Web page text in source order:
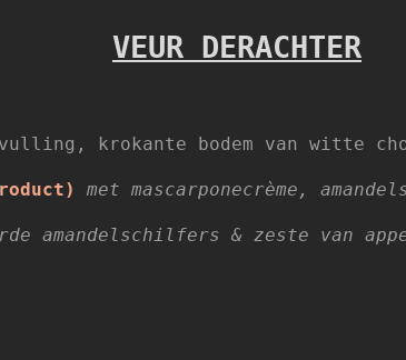
VEUR DERACHTER
vulling, krokante bodem van witte
met mascarponecrème,
amandelschilfers & zeste van